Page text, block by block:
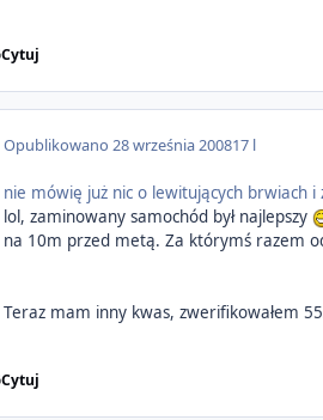
Cytuj
Opublikowano28 września 200817 l
nie mówię już nic o lewitujących brwiach
lol, zaminowany samochód był najlepszy
na 10m przed metą. Za którymś razem
Teraz mam inny kwas, zwerifikowałem
Cytuj